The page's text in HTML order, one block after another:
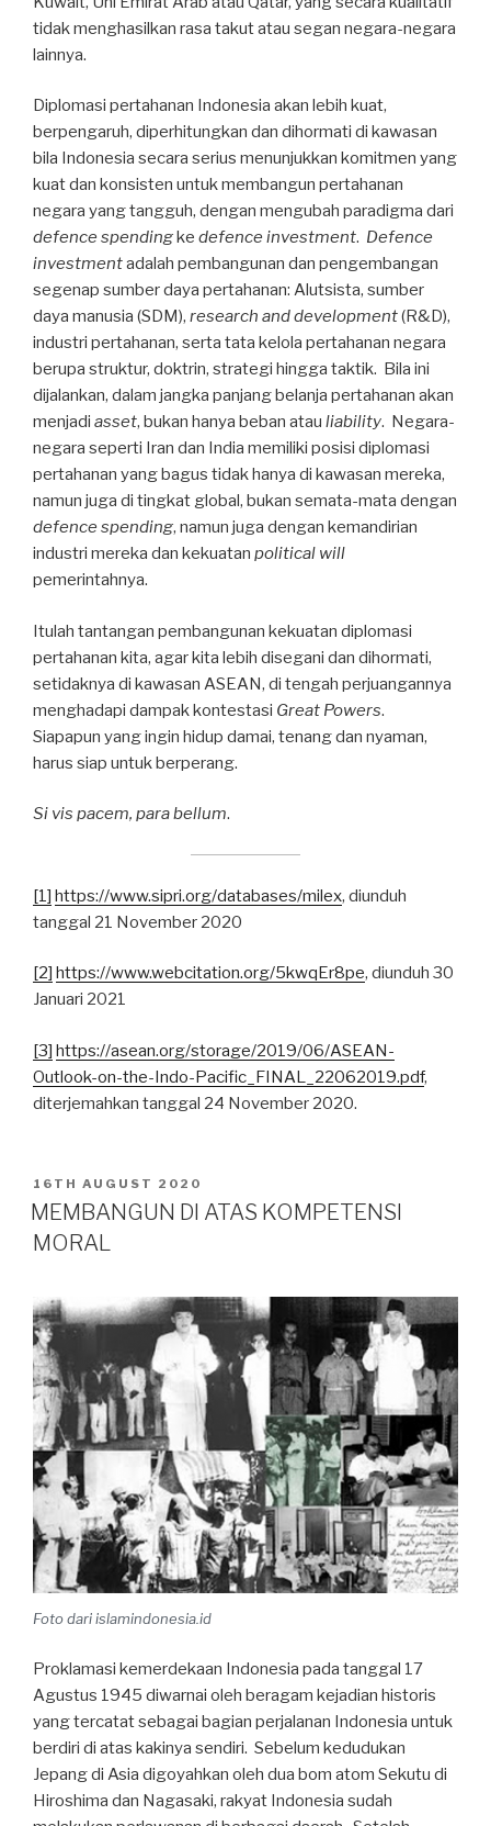
tidak menghasilkan rasa takut atau segan negara-negara
lainnya.
Diplomasi pertahanan Indonesia akan lebih kuat,
berpengaruh, diperhitungkan dan dihormati di kawasan
bila Indonesia secara serius menunjukkan komitmen yang
kuat dan konsisten untuk membangun pertahanan
negara yang tangguh, dengan mengubah paradigma dari
defence spendingke defence investment. Defence
investmentadalah pembangunan dan pengembangan
segenap sumber daya pertahanan: Alutsista, sumber
daya manusia (SDM), research and development(R&D),
industri pertahanan, serta tata kelola pertahanan negara
berupa struktur, doktrin, strategi hingga taktik. Bila ini
dijalankan, dalam jangka panjang belanja pertahanan akan
menjadi asset, bukan hanya beban atau liability. Negara-
negara seperti Iran dan India memiliki posisi diplomasi
pertahanan yang bagus tidak hanya di kawasan mereka,
namun juga di tingkat global, bukan semata-mata dengan
defence spending, namun juga dengan kemandirian
industri mereka dan kekuatan political will
pemerintahnya.
Itulah tantangan pembangunan kekuatan diplomasi
pertahanan kita, agar kita lebih disegani dan dihormati,
setidaknya di kawasan ASEAN, di tengah perjuangannya
menghadapi dampak kontestasi Great Powers.
Siapapun yang ingin hidup damai, tenang dan nyaman,
harus siap untuk berperang.
Si vis pacem, para bellum.
[1] https://www.sipri.org/databases/milex, diunduh
tanggal 21 November 2020
[2] https://www.webcitation.org/5kwqEr8pe, diunduh 30
Januari 2021
[3] https://asean.org/storage/2019/06/ASEAN-
Outlook-on-the-Indo-Pacific_FINAL_22062019.pdf,
diterjemahkan tanggal 24 November 2020.
POSTED
ON
16TH AUGUST 2020
MEMBANGUN DI ATAS KOMPETENSI
MORAL
Foto dari islamindonesia.id
Proklamasi kemerdekaan Indonesia pada tanggal 17
Agustus 1945 diwarnai oleh beragam kejadian historis
yang tercatat sebagai bagian perjalanan Indonesia untuk
berdiri di atas kakinya sendiri. Sebelum kedudukan
Jepang di Asia digoyahkan oleh dua bom atom Sekutu di
Hiroshima dan Nagasaki, rakyat Indonesia sudah